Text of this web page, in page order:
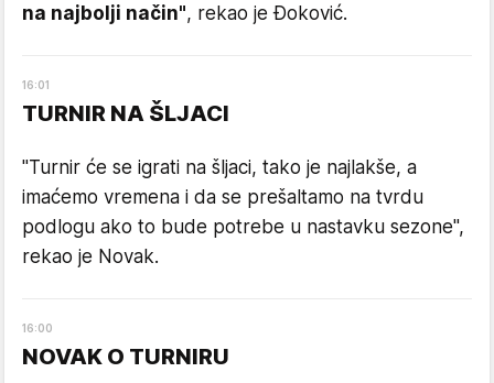
na najbolji način", rekao je Đoković.
16:01
TURNIR NA ŠLJACI
"Turnir će se igrati na šljaci, tako je najlakše, a
imaćemo vremena i da se prešaltamo na tvrdu
podlogu ako to bude potrebe u nastavku sezone",
rekao je Novak.
16:00
NOVAK O TURNIRU